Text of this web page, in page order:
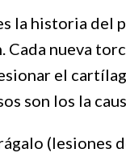
la historia del
nueva
el
son los la
(lesiones